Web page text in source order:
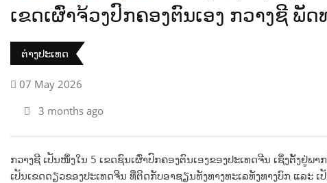
ເຂດເຜົ່າຈ້ວງປົກຄອງຕົນເອງ ກວາງຊີ ພັ
ຕ່າງປະເທດ
07 May 2026
3 months ago
ກວາງຊີ ເປັນໜຶ່ງໃນ 5 ເຂດຊົນເຜົ່າປົກຄອງຕົນເອງຂອງປະເທດຈີນ ເຊິ່ງຕັ້ງຢູ່
ເປັນເຂດດຽວຂອງປະເທດຈີນ ທີ່ຕິດກັບອາຊຽນທັງທາງທະເລທັງທາງບົກ ແລະ